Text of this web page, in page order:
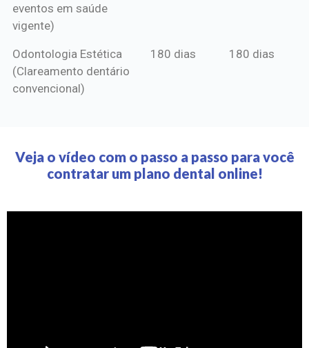
eventos em saúde
vigente)
Odontologia Estética
(Clareamento dentário
convencional)
180 dias 180 dias
Veja o vídeo com o passo a passo para você
contratar um plano dental online!